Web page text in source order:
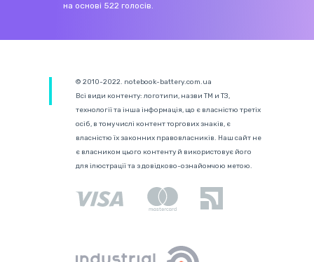
на основі 522 голосів.
© 2010-2022. notebook-battery.com.ua
Всі види контенту: логотипи, назви ТМ и ТЗ,
технології та інша інформація, що є власністю третіх
осіб, в тому числі контент торгових знаків, є
власністю їх законних правовласників. Наш сайт не
є власником цього контенту й використовує його
для ілюстрації та з довідково-ознайомчою метою.